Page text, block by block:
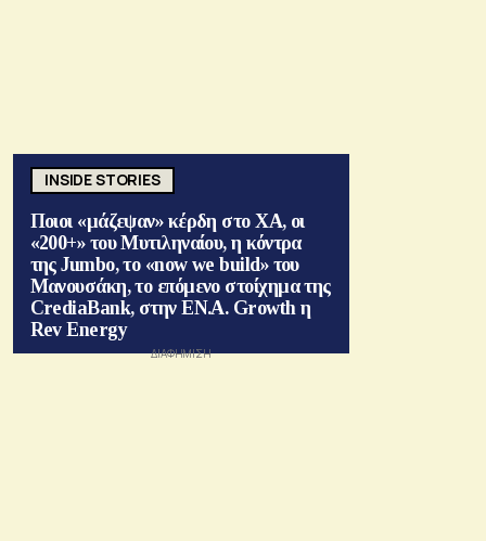
INSIDE STORIES
Ποιοι «μάζεψαν» κέρδη στο ΧΑ, οι
«200+» του Μυτιληναίου, η κόντρα
της Jumbo, το «now we build» του
Μανουσάκη, το επόμενο στοίχημα της
CrediaBank, στην ΕΝ.Α. Growth η
Rev Energy